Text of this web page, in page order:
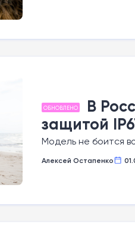
ОБНОВЛЕНО
В
защитой
Модель не боится
Алексей Остапенко